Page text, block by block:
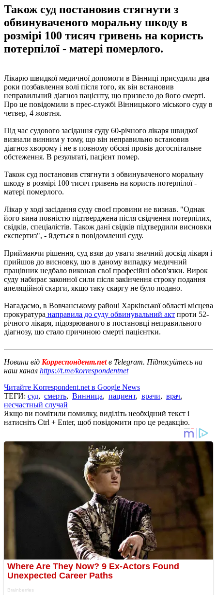
Також суд постановив стягнути з
обвинуваченого моральну шкоду в
розмірі 100 тисяч гривень на користь
потерпілої - матері померлого.
Лікарю швидкої медичної допомоги в Вінниці присудили два
роки позбавлення волі після того, як він встановив
неправильний діагноз пацієнту, що призвело до його смерті.
Про це повідомили в прес-службі Вінницького міського суду в
четвер, 4 жовтня.
Під час судового засідання суду 60-річного лікаря швидкої
визнали винним у тому, що він неправильно встановив
діагноз хворому і не в повному обсязі провів догоспітальне
обстеження. В результаті, пацієнт помер.
Також суд постановив стягнути з обвинуваченого моральну
шкоду в розмірі 100 тисяч гривень на користь потерпілої -
матері померлого.
Лікар у ході засідання суду своєї провини не визнав. "Однак
його вина повністю підтверджена після свідчення потерпілих,
свідків, спеціалістів. Також дані свідків підтвердили висновки
експертиз", - йдеться в повідомленні суду.
Приймаючи рішення, суд взяв до уваги значний досвід лікаря і
прийшов до висновку, що в даному випадку медичний
працівник недбало виконав свої професійні обов'язки. Вирок
суду набирає законної сили після закінчення строку подання
апеляційної скарги, якщо таку скаргу не було подано.
Нагадаємо, в Вовчанському районі Харківської області місцева
прокуратура направила до суду обвинувальний акт проти 52-
річного лікаря, підозрюваного в постановці неправильного
діагнозу, що стало причиною смерті пацієнтки.
Новини від Корреспондент.netв Telegram. Підписуйтесь на
наш канал https://t.me/korrespondentnet
Читайте Korrespondent.net в Google News
ТЕГИ: суд, смерть, Винница, пациент, врачи, врач,
несчастный случай
Якщо ви помітили помилку, виділіть необхідний текст і
натисніть Ctrl + Enter, щоб повідомити про це редакцію.